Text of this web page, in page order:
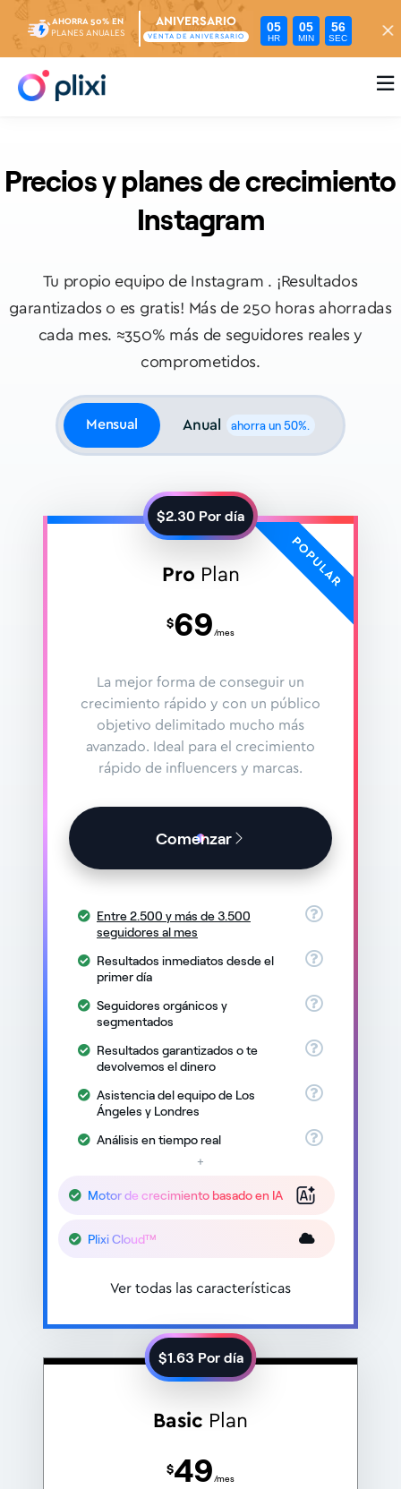
AHORRA 50% EN
PLANES ANUALES
ANIVERSARIO
VENTA DE ANIVERSARIO
05
HR
05
MIN
55
SEC

Precios y planes de crecimiento
Instagram
Tu propio equipo de Instagram . ¡Resultados
garantizados o es gratis! Más de 250 horas ahorradas
cada mes. ≈350% más de seguidores reales y
comprometidos.
Anual ahorra un 50%.
Mensual
$1.63 Por día
Basic Plan
$49/mes
$2.30 Por día
Pro Plan
$69/mes
La mejor forma de conseguir un
crecimiento rápido y con un público
objetivo delimitado mucho más
avanzado. Ideal para el crecimiento
rápido de influencers y marcas.
Comenzar
Entre 2.500 y más de 3.500
seguidores al mes
Resultados inmediatos desde el
primer día
Seguidores orgánicos y
segmentados
Resultados garantizados o te
devolvemos el dinero
Asistencia del equipo de Los
Ángeles y Londres
Análisis en tiempo real
+
Motor de crecimiento basado en IA
Plixi Cloud™
Ver todas las características